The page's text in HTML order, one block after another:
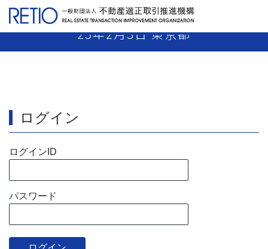
【22-41】媒介業者 業務停止16日 平成
23年2月3日 東京都
ログイン
ログインID
パスワード